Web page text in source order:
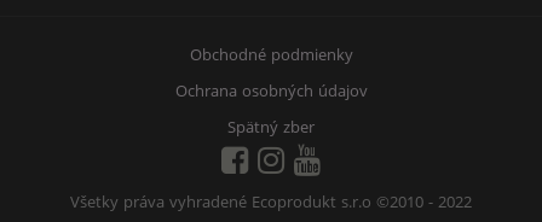
Obchodné podmienky
Ochrana osobných údajov
Spätný zber
Všetky práva vyhradené Ecoprodukt s.r.o ©2010 - 2022